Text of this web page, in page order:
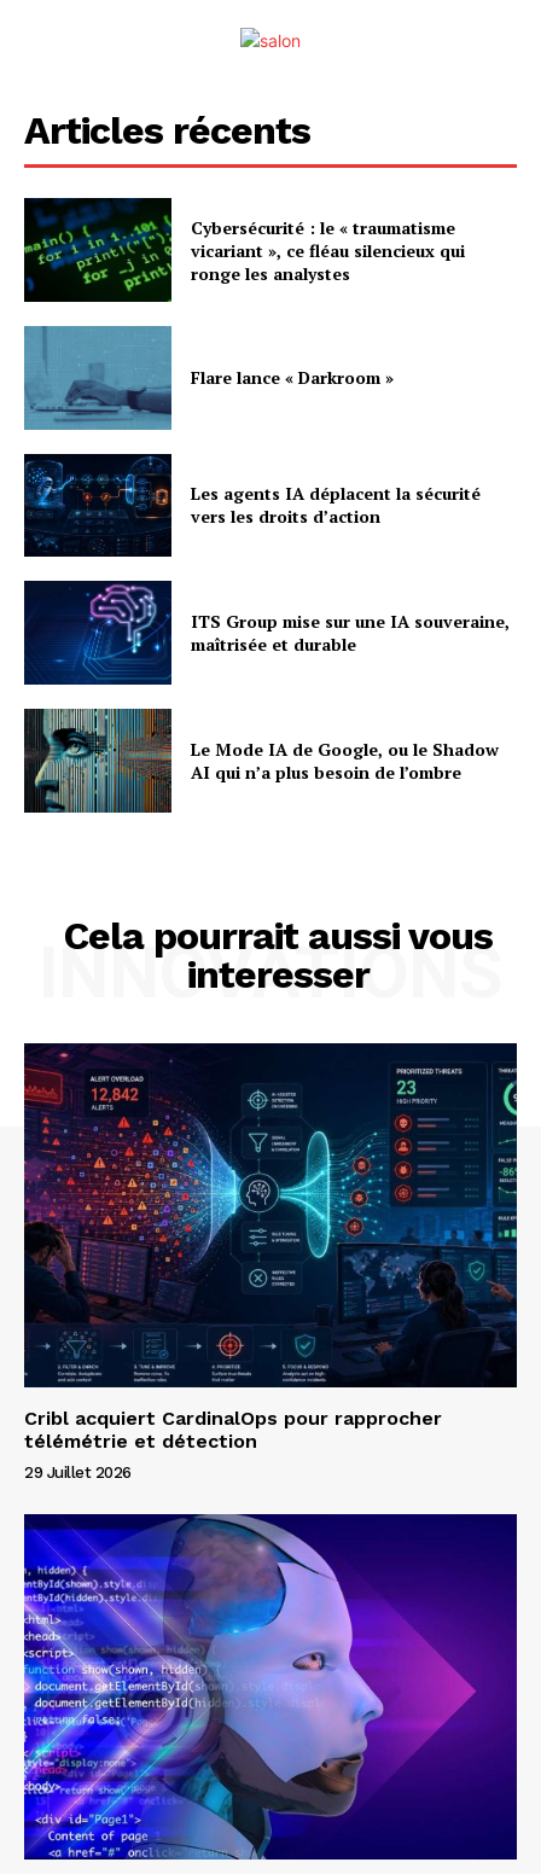
Articles récents
Cybersécurité : le « traumatisme
vicariant », ce fléau silencieux qui
ronge les analystes
Flare lance « Darkroom »
Les agents IA déplacent la sécurité
vers les droits d’action
ITS Group mise sur une IA souveraine,
maîtrisée et durable
Le Mode IA de Google, ou le Shadow
AI qui n’a plus besoin de l’ombre
Cela pourrait aussi vous
interesser
INNOVATIONS
Cribl acquiert CardinalOps pour rapprocher
télémétrie et détection
29 Juillet 2026